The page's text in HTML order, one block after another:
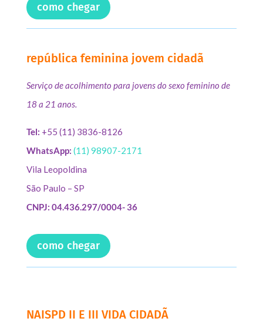
como chegar
república feminina jovem cidadã
Serviço de acolhimento para jovens do sexo feminino de
18 a 21 anos.
Tel: +55 (11) 3836-8126
WhatsApp: (11) 98907-2171
Vila Leopoldina
São Paulo – SP
CNPJ: 04.436.297/0004- 36
como chegar
NAISPD II E III VIDA CIDADÃ